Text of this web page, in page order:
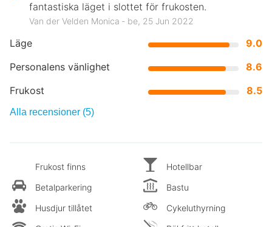
Läge
9.0
Personalens vänlighet
8.6
Frukost
8.5
fantastiska läget i slottet för frukosten.
Van der Velden Monica ‐ be, 25 Jun 2022
Alla recensioner (5)
Frukost finns
Betalparkering
Husdjur tillåtet
Hotellbar
Bastu
Cykeluthyrning